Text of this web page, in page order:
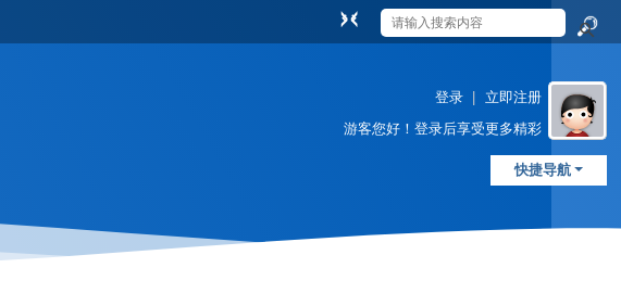
索
登录
立即注册
游客您好！登录后享受更多精彩
快捷导航